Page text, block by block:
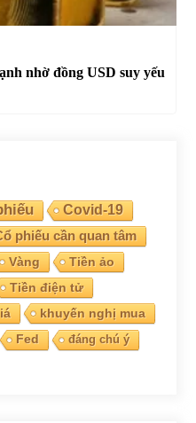
nhờ đồng USD suy yếu
Covid-19
phiếu cần quan tâm
Vàng
Tiền ảo
Tiền điện tử
khuyến nghị mua
Fed
đáng chú ý